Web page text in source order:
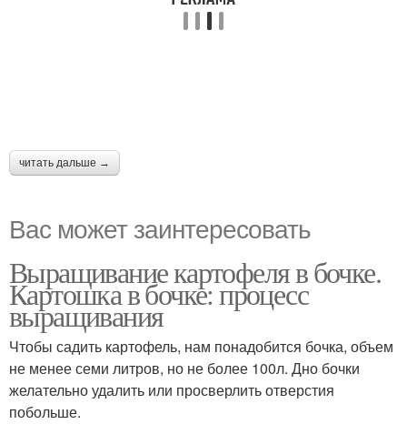
читать дальше →
Вас может заинтересовать
Выращивание картофеля в бочке.
Картошка в бочке: процесс
выращивания
Чтобы садить картофель, нам понадобится бочка, объем
не менее семи литров, но не более 100л. Дно бочки
желательно удалить или просверлить отверстия
побольше.